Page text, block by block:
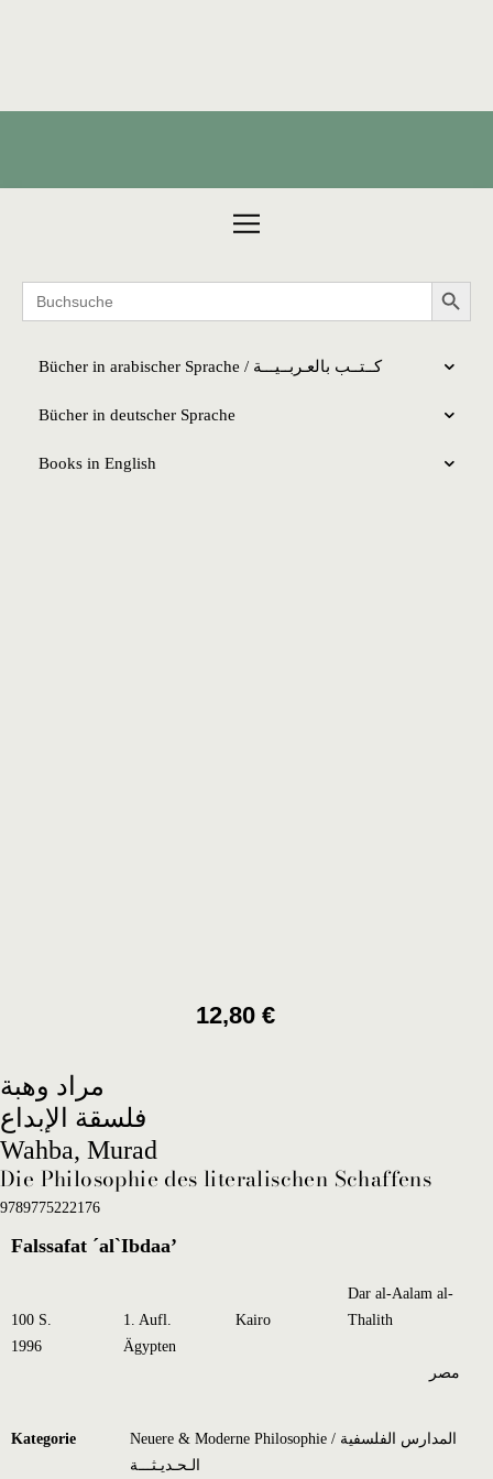
Search
for:
Search
Bücher in arabischer Sprache / كــتــب بالعـربــیـــة
Bücher in deutscher Sprache
Books in English
12,80 €
مراد وهبة
فلسقة الإبداع
Wahba, Murad
Die Philosophie des literalischen Schaffens
9789775222176
Falssafat ´al`Ibdaa’
100 S. 1. Aufl. Kairo
Dar al-Aalam al-
Thalith
1996
Ägypten
مصر
Kategorie
Neuere & Moderne Philosophie / المدارس الفلسفية
الـحـديـثـــة